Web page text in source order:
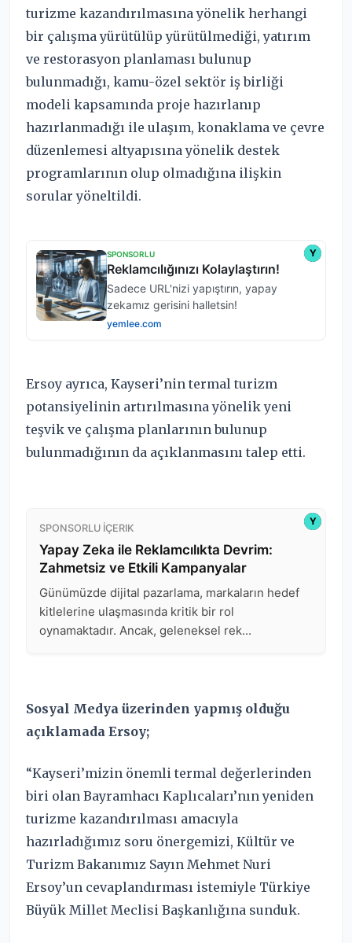
turizme kazandırılmasına yönelik herhangi
bir çalışma yürütülüp yürütülmediği, yatırım
ve restorasyon planlaması bulunup
bulunmadığı, kamu-özel sektör iş birliği
modeli kapsamında proje hazırlanıp
hazırlanmadığı ile ulaşım, konaklama ve çevre
düzenlemesi altyapısına yönelik destek
programlarının olup olmadığına ilişkin
sorular yöneltildi.
Ersoy ayrıca, Kayseri’nin termal turizm
potansiyelinin artırılmasına yönelik yeni
teşvik ve çalışma planlarının bulunup
bulunmadığının da açıklanmasını talep etti.
Sosyal Medya üzerinden yapmış olduğu
açıklamada Ersoy;
“Kayseri’mizin önemli termal değerlerinden
biri olan Bayramhacı Kaplıcaları’nın yeniden
turizme kazandırılması amacıyla
hazırladığımız soru önergemizi, Kültür ve
Turizm Bakanımız Sayın Mehmet Nuri
Ersoy’un cevaplandırması istemiyle Türkiye
Büyük Millet Meclisi Başkanlığına sunduk.